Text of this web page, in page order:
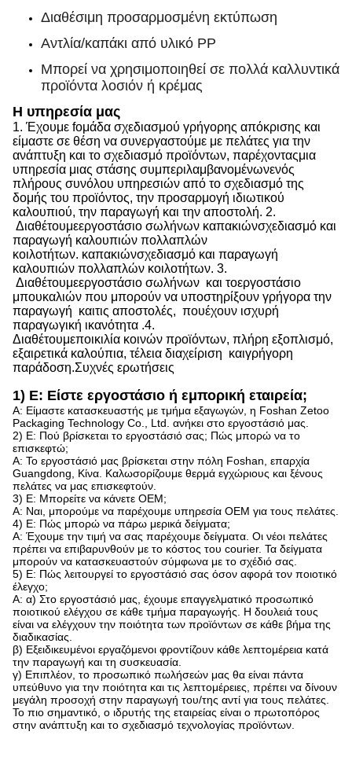
Διαθέσιμη προσαρμοσμένη εκτύπωση
Αντλία/καπάκι από υλικό PP
Μπορεί να χρησιμοποιηθεί σε πολλά καλλυντικά
προϊόντα λοσιόν ή κρέμας
Η υπηρεσία μας
1. Έχουμε fομάδα σχεδιασμού γρήγορης απόκρισης και
είμαστε σε θέση να συνεργαστούμε με πελάτες για την
ανάπτυξη και το σχεδιασμό προϊόντων, παρέχονταςμια
υπηρεσία μιας στάσης συμπεριλαμβανομένωνενός
πλήρους συνόλου υπηρεσιών από το σχεδιασμό της
δομής του προϊόντος, την προσαρμογή ιδιωτικού
καλουπιού, την παραγωγή και την αποστολή. 2.
Διαθέτουμεεργοστάσιο σωλήνων καπακιώνσχεδιασμό και
παραγωγή καλουπιών πολλαπλών
κοιλοτήτων. καπακιώνσχεδιασμό και παραγωγή
καλουπιών πολλαπλών κοιλοτήτων. 3.
Διαθέτουμεεργοστάσιο σωλήνων και τοεργοστάσιο
μπουκαλιών που μπορούν να υποστηρίξουν γρήγορα την
παραγωγή καιτις αποστολές, πουέχουν ισχυρή
παραγωγική ικανότητα .4.
Διαθέτουμεποικιλία κοινών προϊόντων, πλήρη εξοπλισμό,
εξαιρετικά καλούπια, τέλεια διαχείριση καιγρήγορη
παράδοση.Συχνές ερωτήσεις
1) Ε: Είστε εργοστάσιο ή εμπορική εταιρεία;
Α: Είμαστε κατασκευαστής με τμήμα εξαγωγών, η Foshan Zetoo
Packaging Technology Co., Ltd. ανήκει στο εργοστάσιό μας.
2) Ε: Πού βρίσκεται το εργοστάσιό σας; Πώς μπορώ να το
επισκεφτώ;
Α: Το εργοστάσιό μας βρίσκεται στην πόλη Foshan, επαρχία
Guangdong, Κίνα. Καλωσορίζουμε θερμά εγχώριους και ξένους
πελάτες να μας επισκεφτούν.
3) Ε: Μπορείτε να κάνετε OEM;
Α: Ναι, μπορούμε να παρέχουμε υπηρεσία OEM για τους πελάτες.
4) Ε: Πώς μπορώ να πάρω μερικά δείγματα;
Α: Έχουμε την τιμή να σας παρέχουμε δείγματα. Οι νέοι πελάτες
πρέπει να επιβαρυνθούν με το κόστος του courier. Τα δείγματα
μπορούν να κατασκευαστούν σύμφωνα με το σχέδιό σας.
5) Ε: Πώς λειτουργεί το εργοστάσιό σας όσον αφορά τον ποιοτικό
έλεγχο;
Α: α) Στο εργοστάσιό μας, έχουμε επαγγελματικό προσωπικό
ποιοτικού ελέγχου σε κάθε τμήμα παραγωγής. Η δουλειά τους
είναι να ελέγχουν την ποιότητα των προϊόντων σε κάθε βήμα της
διαδικασίας.
β) Εξειδικευμένοι εργαζόμενοι φροντίζουν κάθε λεπτομέρεια κατά
την παραγωγή και τη συσκευασία.
γ) Επιπλέον, το προσωπικό πωλήσεών μας θα είναι πάντα
υπεύθυνο για την ποιότητα και τις λεπτομέρειες, πρέπει να δίνουν
μεγάλη προσοχή στην παραγωγή του/της αντί για τους πελάτες.
Το πιο σημαντικό, ο ιδρυτής της εταιρείας είναι ο πρωτοπόρος
στην ανάπτυξη και το σχεδιασμό τεχνολογίας προϊόντων.